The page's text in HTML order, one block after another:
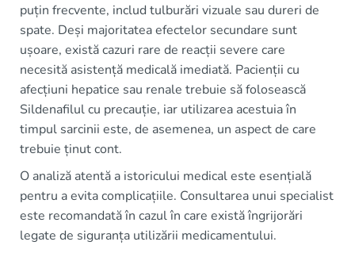
puțin frecvente, includ tulburări vizuale sau dureri de
spate. Deși majoritatea efectelor secundare sunt
ușoare, există cazuri rare de reacții severe care
necesită asistență medicală imediată. Pacienții cu
afecțiuni hepatice sau renale trebuie să folosească
Sildenafilul cu precauție, iar utilizarea acestuia în
timpul sarcinii este, de asemenea, un aspect de care
trebuie ținut cont.
O analiză atentă a istoricului medical este esențială
pentru a evita complicațiile. Consultarea unui specialist
este recomandată în cazul în care există îngrijorări
legate de siguranța utilizării medicamentului.